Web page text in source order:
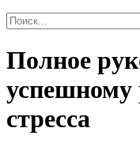
Полное
успешному
стресса